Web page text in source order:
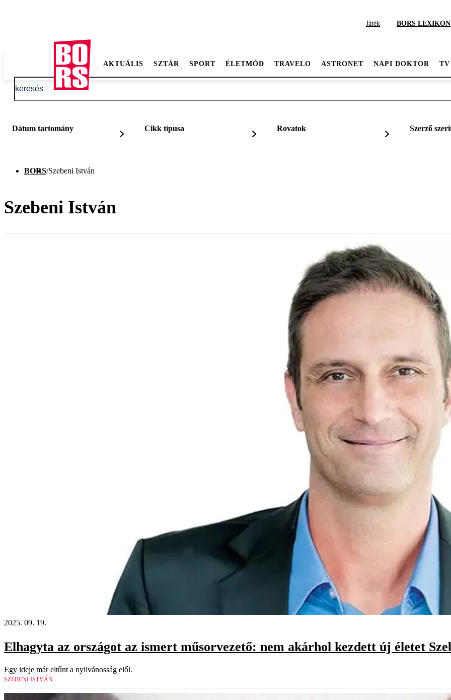
Játék BORS LEXIKON
AKTUÁLIS SZTÁR SPORT ÉLETMÓD TRAVELO ASTRONET NAPI DOKTOR TV
Dátum tartomány Cikk típusa Rovatok Szerző
BORS/Szebeni István
Szebeni István
2025. 09. 19.
Elhagyta az országot az ismert műsorvezető: nem akárhol kezdett új életet
Egy ideje már eltűnt a nyilvánosság elől.
SZEBENI ISTVÁN